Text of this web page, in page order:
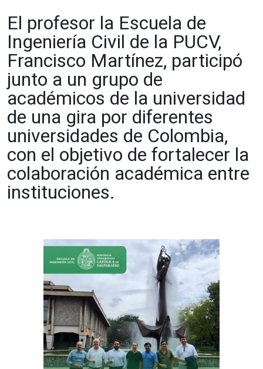
El profesor la Escuela de
Ingeniería Civil de la PUCV,
Francisco Martínez, participó
junto a un grupo de
académicos de la universidad
de una gira por diferentes
universidades de Colombia,
con el objetivo de fortalecer la
colaboración académica entre
instituciones.